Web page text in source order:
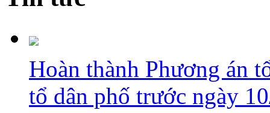
Hoàn thành Phương án
tổ dân phố trước ngày